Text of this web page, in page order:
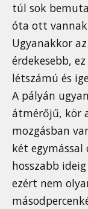
túl sok
óta ott
Ugyanakkor
érdekesebb,
létszámú és
A pályán
átmérőjű, kör
mozgásban
két
hosszabb
ezért nem